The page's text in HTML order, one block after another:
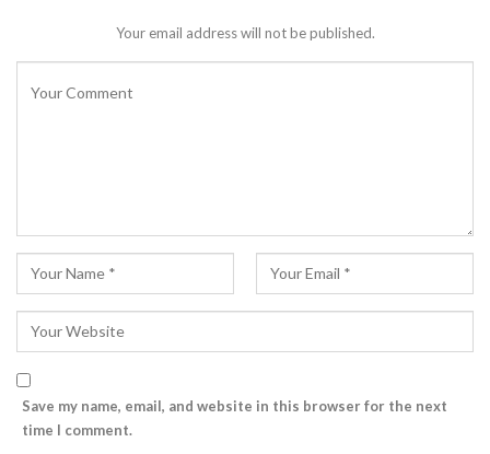
Your email address will not be published.
Save my name, email, and website in this browser for the next
time I comment.